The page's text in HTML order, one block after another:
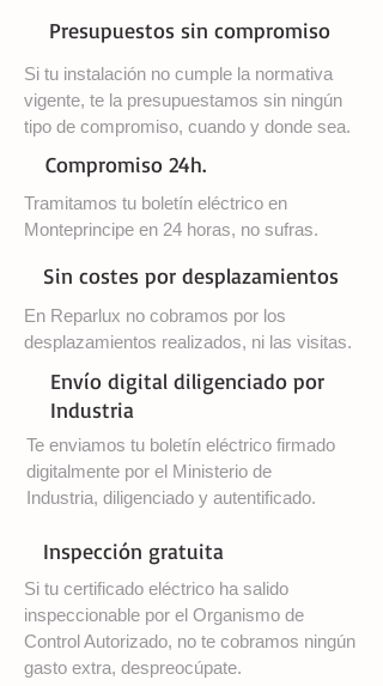
Presupuestos sin compromiso
Si tu instalación no cumple la normativa
vigente, te la presupuestamos sin ningún
tipo de compromiso, cuando y donde sea.
Compromiso 24h.
Tramitamos tu boletín eléctrico en
Monteprincipe en 24 horas, no sufras.
Sin costes por desplazamientos
En Reparlux no cobramos por los
desplazamientos realizados, ni las visitas.
Envío digital diligenciado por
Industria
Te enviamos tu boletín eléctrico firmado
digitalmente por el Ministerio de
Industria, diligenciado y autentificado.
Inspección gratuita
Si tu certificado eléctrico ha salido
inspeccionable por el Organismo de
Control Autorizado, no te cobramos ningún
gasto extra, despreocúpate.